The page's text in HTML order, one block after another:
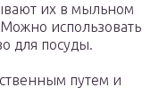
их в мыльном
использовать
для посуды.
путем и